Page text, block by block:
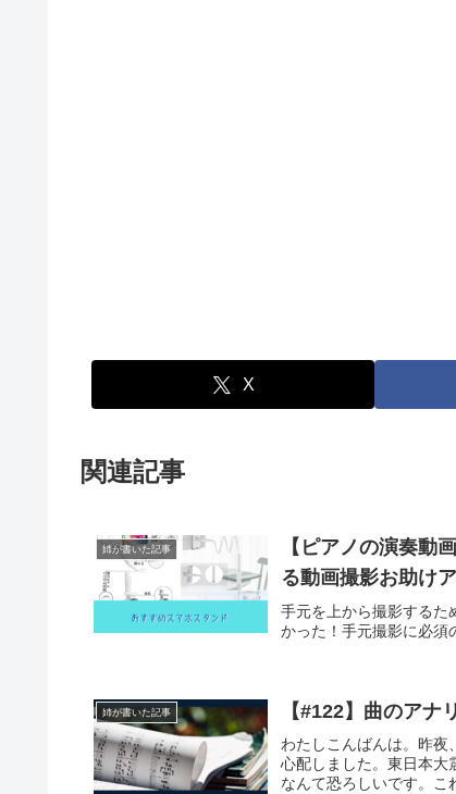
X
関連記事
姉が書いた記事
【ピアノの演奏動
る動画撮影お助け
手元を上から撮影するた
かった！手元撮影に必須
姉が書いた記事 【#122】曲のア
わたしこんばんは。昨夜
心配しました。東日本大
なんて恐ろしいです。こ